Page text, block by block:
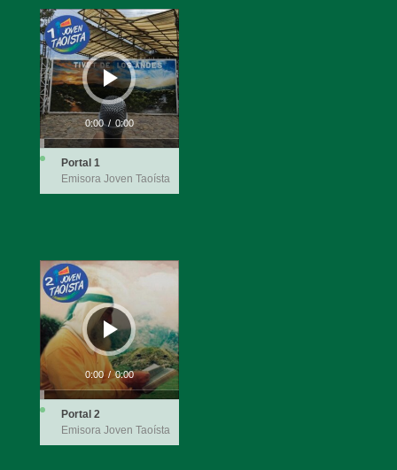
Audio
Player
0:00 / 0:00
Portal 1
Emisora Joven Taoísta
Audio
Player
0:00 / 0:00
Portal 2
Emisora Joven Taoísta